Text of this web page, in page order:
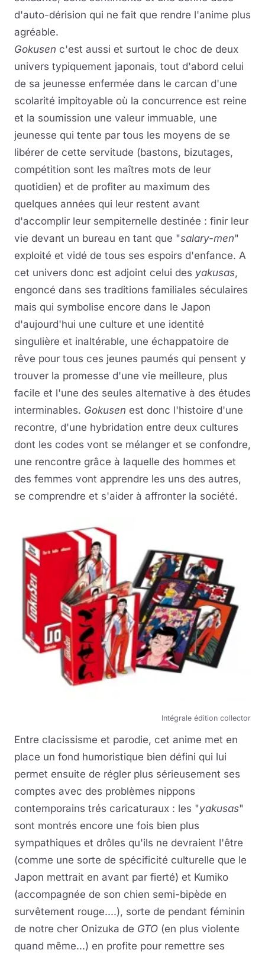
d'auto-dérision qui ne fait que rendre l'anime plus
agréable.
Gokusen c'est aussi et surtout le choc de deux
univers typiquement japonais, tout d'abord celui
de sa jeunesse enfermée dans le carcan d'une
scolarité impitoyable où la concurrence est reine
et la soumission une valeur immuable, une
jeunesse qui tente par tous les moyens de se
libérer de cette servitude (bastons, bizutages,
compétition sont les maîtres mots de leur
quotidien) et de profiter au maximum des
quelques années qui leur restent avant
d'accomplir leur sempiternelle destinée : finir leur
vie devant un bureau en tant que "salary-men"
exploité et vidé de tous ses espoirs d'enfance. A
cet univers donc est adjoint celui des yakusas,
engoncé dans ses traditions familiales séculaires
mais qui symbolise encore dans le Japon
d'aujourd'hui une culture et une identité
singulière et inaltérable, une échappatoire de
rêve pour tous ces jeunes paumés qui pensent y
trouver la promesse d'une vie meilleure, plus
facile et l'une des seules alternative à des études
interminables. Gokusen est donc l'histoire d'une
recontre, d'une hybridation entre deux cultures
dont les codes vont se mélanger et se confondre,
une rencontre grâce à laquelle des hommes et
des femmes vont apprendre les uns des autres,
se comprendre et s'aider à affronter la société.
Intégrale édition collector
Entre clacissisme et parodie, cet anime met en
place un fond humoristique bien défini qui lui
permet ensuite de régler plus sérieusement ses
comptes avec des problèmes nippons
contemporains trés caricaturaux : les "yakusas"
sont montrés encore une fois bien plus
sympathiques et drôles qu'ils ne devraient l'être
(comme une sorte de spécificité culturelle que le
Japon mettrait en avant par fierté) et Kumiko
(accompagnée de son chien semi-bipède en
survêtement rouge....), sorte de pendant féminin
de notre cher Onizuka de GTO (en plus violente
quand même...) en profite pour remettre ses